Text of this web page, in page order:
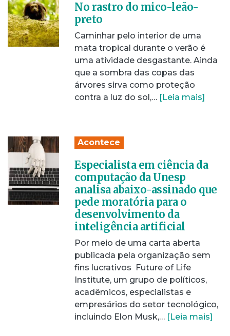
No rastro do mico-leão-
preto
Caminhar pelo interior de uma
mata tropical durante o verão é
uma atividade desgastante. Ainda
que a sombra das copas das
árvores sirva como proteção
contra a luz do sol,… [Leia mais]
Acontece
Especialista em ciência da
computação da Unesp
analisa abaixo-assinado que
pede moratória para o
desenvolvimento da
inteligência artificial
Por meio de uma carta aberta
publicada pela organização sem
fins lucrativos Future of Life
Institute, um grupo de políticos,
acadêmicos, especialistas e
empresários do setor tecnológico,
incluindo Elon Musk,… [Leia mais]